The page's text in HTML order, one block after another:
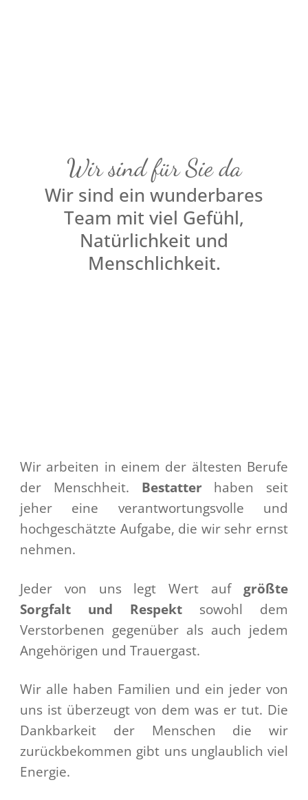
Wir sind für Sie da
Wir sind ein wunderbares
Team mit viel Gefühl,
Natürlichkeit und
Menschlichkeit.
Wir arbeiten in einem der ältesten Berufe
der Menschheit. Bestatterhaben seit
jeher eine verantwortungsvolle und
hochgeschätzte Aufgabe, die wir sehr ernst
nehmen.
Jeder von uns legt Wert auf größte
Sorgfalt und Respekt sowohl dem
Verstorbenen gegenüber als auch jedem
Angehörigen und Trauergast.
Wir alle haben Familien und ein jeder von
uns ist überzeugt von dem was er tut. Die
Dankbarkeit der Menschen die wir
zurückbekommen gibt uns unglaublich viel
Energie.